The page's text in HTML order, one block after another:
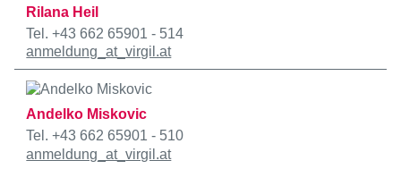
Rilana Heil
Tel. +43 662 65901 - 514
anmeldung _at_virgil.at
Andelko Miskovic
Tel. +43 662 65901 - 510
anmeldung _at_virgil.at